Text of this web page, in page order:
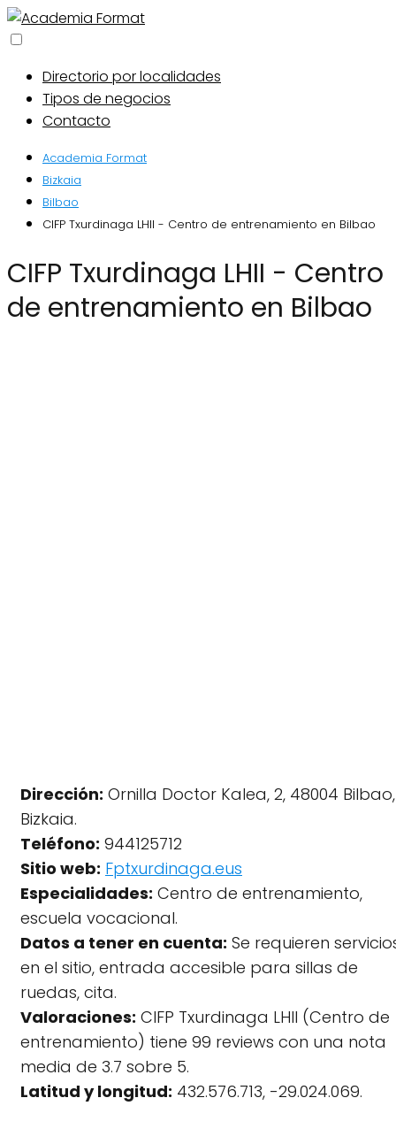
Directorio por localidades
Tipos de negocios
Contacto
Academia Format
Bizkaia
Bilbao
CIFP Txurdinaga LHII - Centro de entrenamiento en Bilbao
CIFP Txurdinaga LHII - Centro
de entrenamiento en Bilbao
Dirección: Ornilla Doctor Kalea, 2, 48004 Bilbao,
Bizkaia.
Teléfono: 944125712
Sitio web: Fptxurdinaga.eus
Especialidades: Centro de entrenamiento,
escuela vocacional.
Datos a tener en cuenta: Se requieren
en el sitio, entrada accesible para sillas de
ruedas, cita.
Valoraciones: CIFP Txurdinaga LHII (Centro de
entrenamiento) tiene 99 reviews con una nota
media de 3.7 sobre 5.
Latitud y longitud: 432.576.713, -29.024.069.